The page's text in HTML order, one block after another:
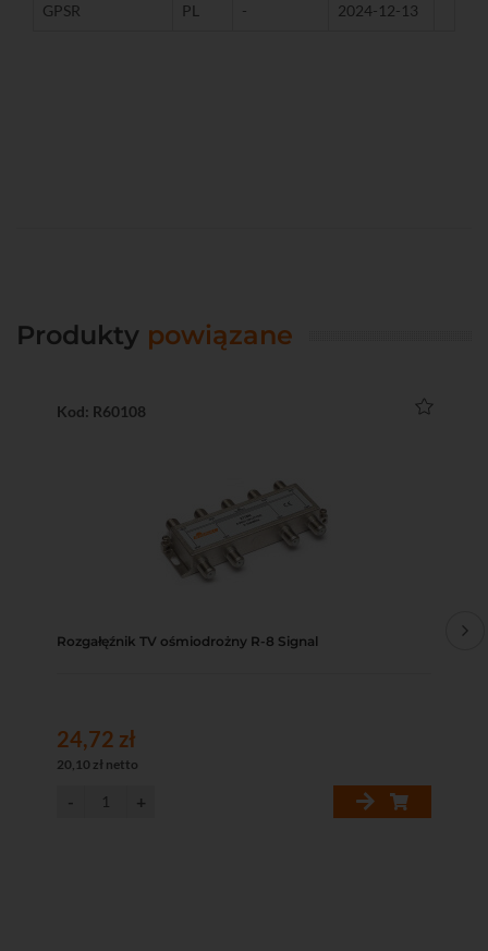
GPSR PL - 2024-12-13
Produkty powiązane
Kod: R60108
Rozgałęźnik TV ośmiodrożny R-8 Signal
24,72 zł
20,10 zł netto